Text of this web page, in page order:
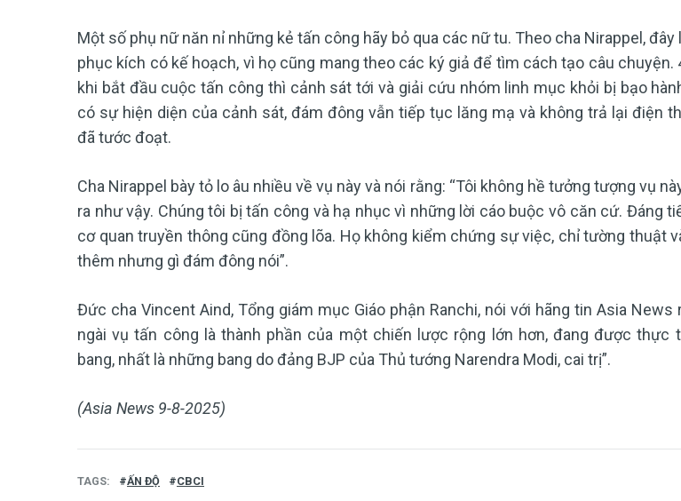
Một số phụ nữ năn nỉ những kẻ tấn công hãy bỏ qua các nữ tu. Theo cha Nirappel, đây
phục kích có kế hoạch, vì họ cũng mang theo các ký giả để tìm cách tạo câu chuyện.
khi bắt đầu cuộc tấn công thì cảnh sát tới và giải cứu nhóm linh mục khỏi bị bạo
có sự hiện diện của cảnh sát, đám đông vẫn tiếp tục lăng mạ và không trả lại điện
đã tước đoạt.
Cha Nirappel bày tỏ lo âu nhiều về vụ này và nói rằng: “Tôi không hề tưởng tượng vụ
ra như vậy. Chúng tôi bị tấn công và hạ nhục vì những lời cáo buộc vô căn cứ. Đáng
cơ quan truyền thông cũng đồng lõa. Họ không kiểm chứng sự việc, chỉ tường thuật
thêm nhưng gì đám đông nói”.
Đức cha Vincent Aind, Tổng giám mục Giáo phận Ranchi, nói với hãng tin Asia News
ngài vụ tấn công là thành phần của một chiến lược rộng lớn hơn, đang được thực
bang, nhất là những bang do đảng BJP của Thủ tướng Narendra Modi, cai trị”.
(Asia News 9-8-2025)
TAGS ẤN ĐỘ CBCI